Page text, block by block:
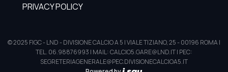
PRIVACY POLICY
© 2025 FIGC - LND - DIVISIONE CALCIO A 5 | VIALE TIZIANO, 25 - 00196 ROMA |
TEL. 06.98876993 | MAIL: CALCIO5.GARE@LND.IT | PEC:
SEGRETERIAGENERALE@PEC.DIVISIONECALCIOA5.IT